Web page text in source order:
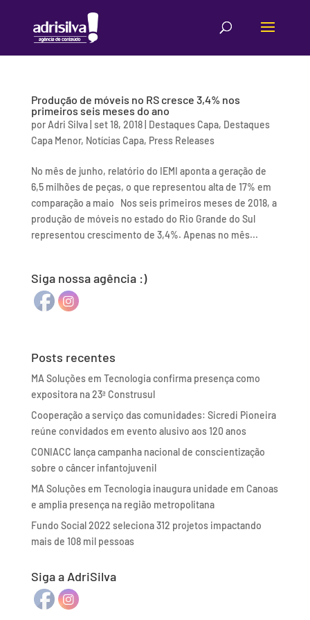
Produção de móveis no RS cresce 3,4% nos
primeiros seis meses do ano
porAdri Silva| set 18, 2018| Destaques Capa, Destaques
Capa Menor, Notícias Capa, Press Releases
No mês de junho, relatório do IEMI aponta a geração de
6,5 milhões de peças, o que representou alta de 17% em
comparação a maio Nos seis primeiros meses de 2018, a
produção de móveis no estado do Rio Grande do Sul
representou crescimento de 3,4%. Apenas no mês...
Siga nossa agência :)
Posts recentes
MA Soluções em Tecnologia confirma presença como
expositora na 23ª Construsul
Cooperação a serviço das comunidades: Sicredi Pioneira
reúne convidados em evento alusivo aos 120 anos
CONIACC lança campanha nacional de conscientização
sobre o câncer infantojuvenil
MA Soluções em Tecnologia inaugura unidade em Canoas
e amplia presença na região metropolitana
Fundo Social 2022 seleciona 312 projetos impactando
mais de 108 mil pessoas
Siga a AdriSilva